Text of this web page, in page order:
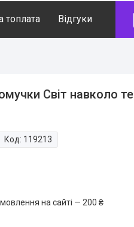
топлата Відгуки
Світ навколо
Код: 119213
на сайті — 200 ₴